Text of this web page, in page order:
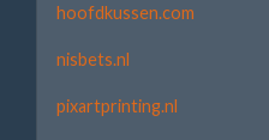
hoofdkussen.com
nisbets.nl
pixartprinting.nl